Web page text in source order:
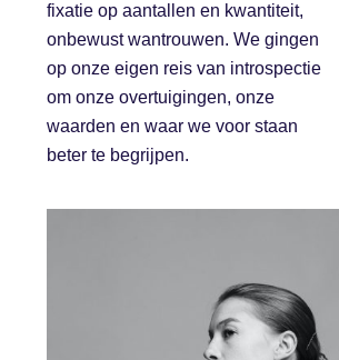
fixatie op aantallen en kwantiteit,
onbewust wantrouwen. We gingen
op onze eigen reis van introspectie
om onze overtuigingen, onze
waarden en waar we voor staan
beter te begrijpen.